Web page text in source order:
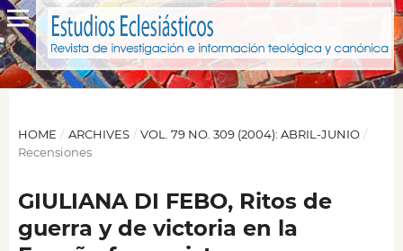
HOME / ARCHIVES / VOL. 79 NO. 309 (2004): ABRIL-JUNIO /
Recensiones
GIULIANA DI FEBO, Ritos de
guerra y de victoria en la